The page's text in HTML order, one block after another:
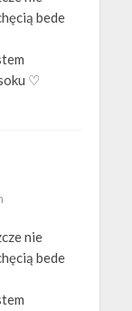
bede
♡
nie
bede